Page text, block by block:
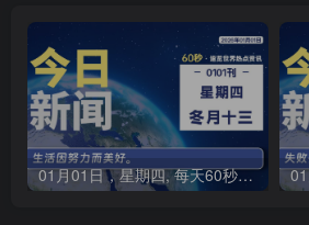
01月01日，星期四, 每天60秒读懂全世界！